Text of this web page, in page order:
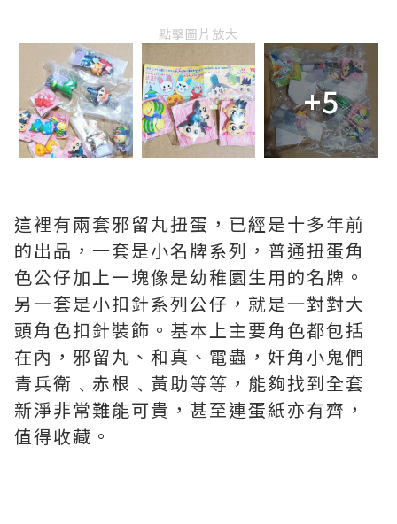
點擊圖片放大
+5
這裡有兩套邪留丸扭蛋，已經是十多年前
的出品，一套是小名牌系列，普通扭蛋角
色公仔加上一塊像是幼稚園生用的名牌。
另一套是小扣針系列公仔，就是一對對大
頭角色扣針裝飾。基本上主要角色都包括
在內，邪留丸、和真、電蟲，奸角小鬼們
青兵衛﹑赤根﹑黃助等等，能夠找到全套
新淨非常難能可貴，甚至連蛋紙亦有齊，
值得收藏。